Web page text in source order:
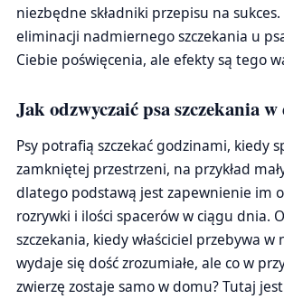
niezbędne składniki przepisu na sukces.
eliminacji nadmiernego szczekania u
Ciebie poświęcenia, ale efekty są tego
Jak odzwyczaić psa szczekania
Psy potrafią szczekać godzinami, kiedy
zamkniętej przestrzeni, na przykład
dlatego podstawą jest zapewnienie im
rozrywki i ilości spacerów w ciągu dnia.
szczekania, kiedy właściciel przebywa w
wydaje się dość zrozumiałe, ale co w
zwierzę zostaje samo w domu? Tutaj